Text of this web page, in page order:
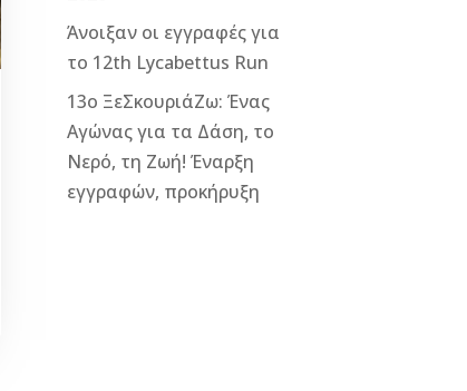
Άνοιξαν οι εγγραφές για
το 12th Lycabettus Run
13ο ΞεΣκουριάΖω: Ένας
Αγώνας για τα Δάση, το
Νερό, τη Ζωή! Έναρξη
εγγραφών, προκήρυξη